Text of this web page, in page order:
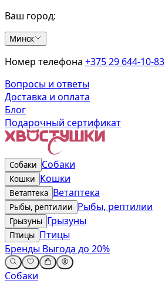
Ваш город:
Минск
Номер телефона +375 29 644-10-83
Вопросы и ответы
Доставка и оплата
Блог
Подарочный сертификат
Собаки Собаки
Кошки Кошки
Ветаптека Ветаптека
Рыбы, рептилии Рыбы, рептилии
Грызуны Грызуны
Птицы Птицы
Бренды Выгода до 20%
Собаки